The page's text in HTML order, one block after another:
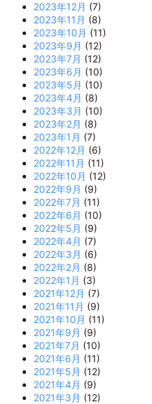
2023年12月 (7)
2023年11月 (8)
2023年10月 (11)
2023年9月 (12)
2023年7月 (12)
2023年6月 (10)
2023年5月 (10)
2023年4月 (8)
2023年3月 (10)
2023年2月 (8)
2023年1月 (7)
2022年12月 (6)
2022年11月 (11)
2022年10月 (12)
2022年9月 (9)
2022年7月 (11)
2022年6月 (10)
2022年5月 (9)
2022年4月 (7)
2022年3月 (6)
2022年2月 (8)
2022年1月 (3)
2021年12月 (7)
2021年11月 (9)
2021年10月 (11)
2021年9月 (9)
2021年7月 (10)
2021年6月 (11)
2021年5月 (12)
2021年4月 (9)
2021年3月 (12)